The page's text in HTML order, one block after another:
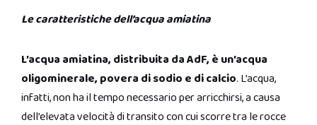
Le caratteristiche dell’acqua amiatina
L’acqua amiatina, distribuita da AdF, è un’acqua
oligominerale, povera di sodio e di calcio. L’acqua,
infatti, non ha il tempo necessario per arricchirsi, a causa
dell’elevata velocità di transito con cui scorre tra le rocce